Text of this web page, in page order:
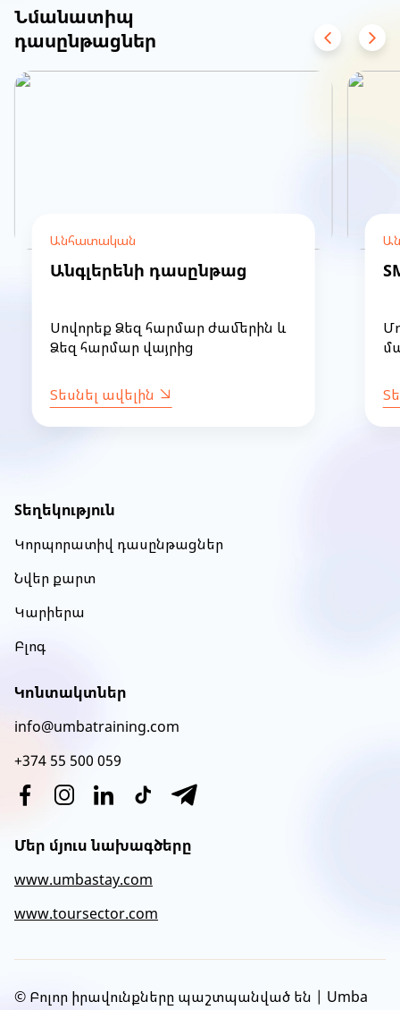
Նմանատիպ
դասընթացներ
Անհատական
Անգլերենի դասընթաց
Սովորեք Ձեզ հարմար ժամերին և
Ձեզ հարմար վայրից
Տեսնել ավելին
Տեղեկություն
Կորպորատիվ դասընթացներ
Նվեր քարտ
Կարիերա
Բլոգ
Կոնտակտներ
info@umbatraining.com
+374 55 500 059
Մեր մյուս նախագծերը
www.umbastay.com
www.toursector.com
© Բոլոր իրավունքները պաշտպանված են | Umba